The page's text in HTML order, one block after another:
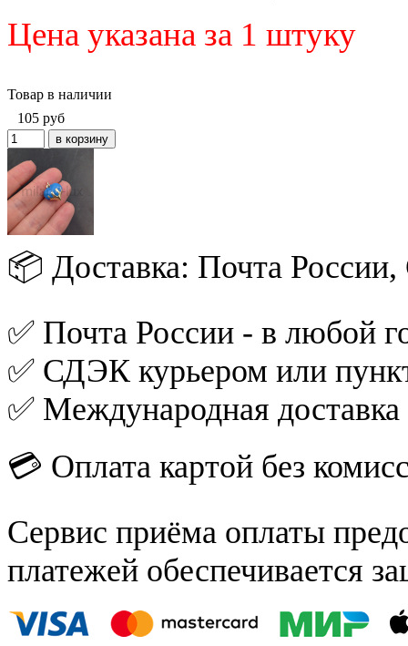
Цена указана за 1 штуку
Товар в наличии
105 руб
📦 Доставка: Почта
✅ Почта России - в любой
✅ СДЭК курьером или
✅ Международная
💳 Оплата картой без
Сервис приёма оплаты
платежей обеспечивается